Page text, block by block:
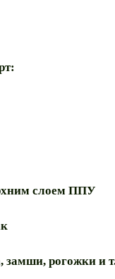
слоем ППУ
замши, рогожки и